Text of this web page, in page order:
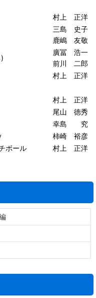
村上 正洋
三島 史子
鹿嶋 友敬
廣冨 浩一
前川 二郎
村上 正洋
村上 正洋
尾山 徳秀
幸島 究
柿崎 裕彦
ボール
村上 正洋